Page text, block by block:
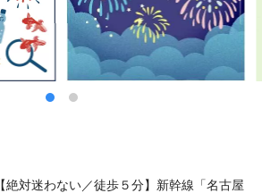
【絶対迷わない／徒歩５分】新幹線「名古屋